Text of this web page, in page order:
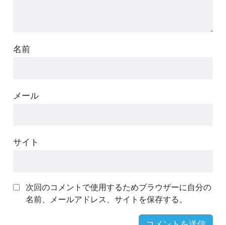
名前
メール
サイト
次回のコメントで使用するためブラウザーに自分の
名前、メールアドレス、サイトを保存する。